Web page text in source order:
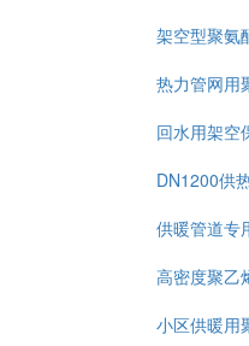
架空型聚氨
热力管网用
回水用架空
DN1200供
供暖管道专
高密度聚乙
小区供暖用